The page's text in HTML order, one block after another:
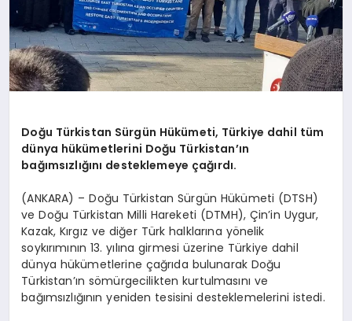
Doğu Türkistan Sürgün Hükümeti, Türkiye dahil tüm
dünya hükümetlerini Doğu Türkistan’ın
bağımsızlığını desteklemeye çağırdı.
(ANKARA) – Doğu Türkistan Sürgün Hükümeti (DTSH)
ve Doğu Türkistan Milli Hareketi (DTMH), Çin’in Uygur,
Kazak, Kırgız ve diğer Türk halklarına yönelik
soykırımının 13. yılına girmesi üzerine Türkiye dahil
dünya hükümetlerine çağrıda bulunarak Doğu
Türkistan’ın sömürgecilikten kurtulmasını ve
bağımsızlığının yeniden tesisini desteklemelerini istedi.